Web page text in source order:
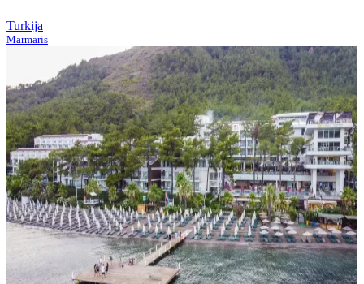
Turkija
Marmaris